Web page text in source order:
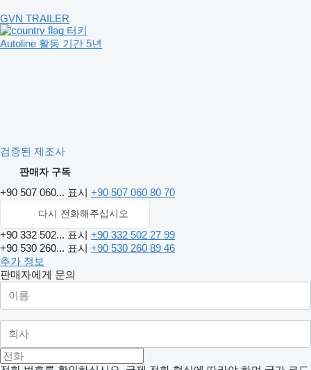
GVN TRAILER
터키
Autoline 활동 기간 5년
검증된 제조사
판매자 구독
+90 507 060... 표시 +90 507 060 80 70
다시 전화해주십시오
+90 332 502... 표시 +90 332 502 27 99
+90 530 260... 표시 +90 530 260 89 46
추가 정보
판매자에게 문의